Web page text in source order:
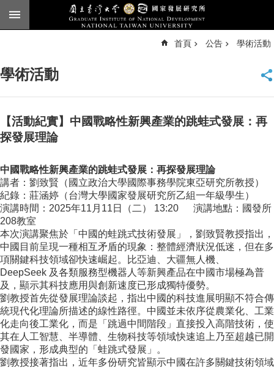
跳到主要內容區塊
臺
頁
English
告
本
所
簡
介
本
所
成
員
博
士
班
首頁 公告 學術活動
學術活動
【活動紀實】中國戰略性新興產業的跳蛙式發展：再
探發展理論
中國戰略性新興產業的跳蛙式發展：再探發展理論
講者：劉致賢（國立政治大學國際事務學院東亞研究所教授）
紀錄：莊涵婷（台灣大學國家發展研究所乙組一年級學生）
演講時間：2025年11月11日（二） 13:20 演講地點：國發所
208教室
本次演講聚焦於「中國的蛙跳式技術發展」，劉致賢教授指出，
中國目前呈現一種相互矛盾的現象：整體經濟狀況低迷，但在多
項關鍵科技領域卻快速崛起。比亞迪、大疆無人機、
DeepSeek 及各類服務型機器人等新興產品在中國市場極為普
及，顯示其科技應用與創新速度已形成獨特優勢。
劉教授首先從發展理論談起，指出中國的科技進展明顯不符合傳
統現代化理論所描述的線性路徑。中國並未依序從農業化、工業
化走向後工業化，而是「跳過中間階段」直接投入高階技術，使
其在人工智慧、半導體、生物科技等領域快速追上乃至超越已開
發國家，形成典型的「蛙跳式發展」。
劉教授接著指出，近年多份研究皆顯示中國在許多關鍵技術領域